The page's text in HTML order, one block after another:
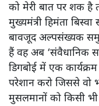
को मेरी बात पर शक है
मुख्यमंत्री हिमंता
बावजूद अल्पसंख्यक
हैं वह अब ‘संवैधानिक
डिगबोई में एक
परेशान करो जिससे वो
मुसलमानों को किसी